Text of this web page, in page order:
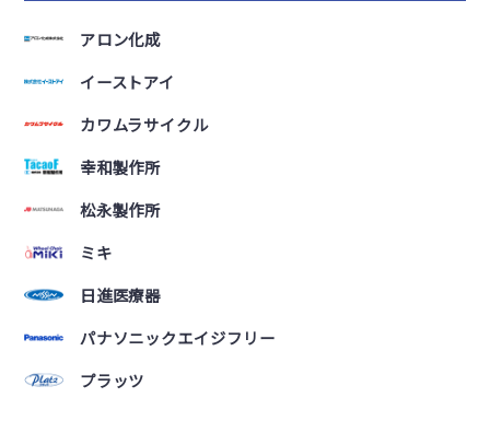
アロン化成
イーストアイ
カワムラサイクル
幸和製作所
松永製作所
ミキ
日進医療器
パナソニックエイジフリー
プラッツ